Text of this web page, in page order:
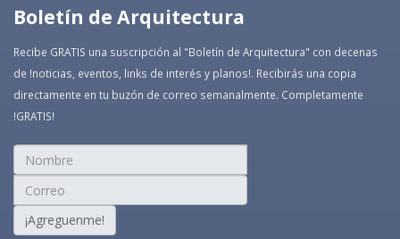
Boletín de Arquitectura
Recibe GRATIS una suscripción al "Boletín de Arquitectura" con decenas
de !noticias, eventos, links de interés y planos!. Recibirás una copia
directamente en tu buzón de correo semanalmente. Completamente
!GRATIS!
¡Agreguenme!